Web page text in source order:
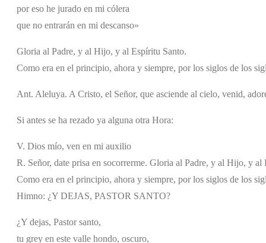
por eso he jurado en mi cólera
que no entrarán en mi descanso»
Gloria al Padre, y al Hijo, y al Espíritu Santo.
Como era en el principio, ahora y siempre, por los siglos de los
Ant. Aleluya. A Cristo, el Señor, que asciende al cielo, venid,
Si antes se ha rezado ya alguna otra Hora:
V. Dios mío, ven en mi auxilio
R. Señor, date prisa en socorrerme. Gloria al Padre, y al Hijo, y al
Como era en el principio, ahora y siempre, por los siglos de los
Himno: ¿Y DEJAS, PASTOR SANTO?
¿Y dejas, Pastor santo,
tu grey en este valle hondo, oscuro,